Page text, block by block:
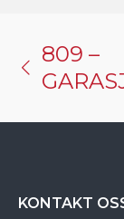
809 –
KONTAKT